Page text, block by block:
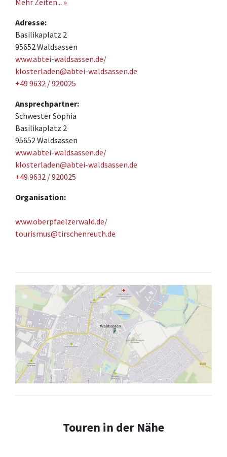
Mehr Zeiten... »
Adresse:
Basilikaplatz 2
95652 Waldsassen
www.abtei-waldsassen.de/
klosterladen@abtei-waldsassen.de
+49 9632 / 920025
Ansprechpartner:
Schwester Sophia
Basilikaplatz 2
95652 Waldsassen
www.abtei-waldsassen.de/
klosterladen@abtei-waldsassen.de
+49 9632 / 920025
Organisation:
www.oberpfaelzerwald.de/
tourismus@tirschenreuth.de
Touren in der Nähe